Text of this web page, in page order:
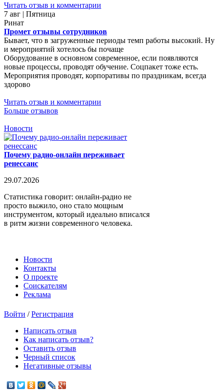
Читать отзыв и комментарии
7 авг | Пятница
Ринат
Промет отзывы сотрудников
Бывает, что в загруженные периоды темп работы высокий. Ну
и мероприятий хотелось бы почаще
Оборудование в основном современное, если появляются
новые процессы, проводят обучение. Соцпакет тоже есть.
Мероприятия проводят, корпоративы по праздникам, всегда
здорово
Читать отзыв и комментарии
Больше отзывов
Новости
Почему радио-онлайн переживает
ренессанс
29.07.2026
Статистика говорит: онлайн-радио не
просто выжило, оно стало мощным
инструментом, который идеально вписался
в ритм жизни современного человека.
Новости
Контакты
О проекте
Соискателям
Реклама
Войти /Регистрация
Написать отзыв
Как написать отзыв?
Оставить отзыв
Черный список
Негативные отзывы